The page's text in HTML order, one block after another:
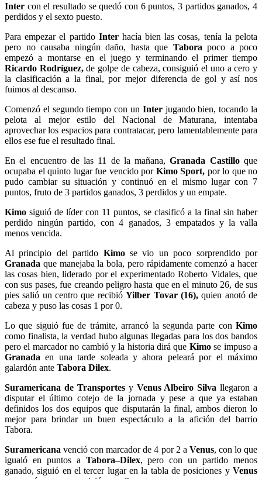
Inter con el resultado se quedó con 6 puntos, 3 partidos ganados, 4
perdidos y el sexto puesto.
Para empezar el partido Inter hacía bien las cosas, tenía la pelota
pero no causaba ningún daño, hasta que Tabora poco a poco
empezó a montarse en el juego y terminando el primer tiempo
Ricardo Rodríguez,de golpe de cabeza, consiguió el uno a cero y
la clasificación a la final, por mejor diferencia de gol y así nos
fuimos al descanso.
Comenzó el segundo tiempo con un Inter jugando bien, tocando la
pelota al mejor estilo del Nacional de Maturana, intentaba
aprovechar los espacios para contratacar, pero lamentablemente para
ellos ese fue el resultado final.
En el encuentro de las 11 de la mañana,Granada Castilloque
ocupaba el quinto lugar fue vencido por Kimo Sport, por lo que no
pudo cambiar su situación y continuó en el mismo lugar con 7
puntos, fruto de 3 partidos ganados, 3 perdidos y un empate.
Kimosiguió de líder con 11 puntos, se clasificó a la final sin haber
perdido ningún partido, con 4 ganados, 3 empatados y la valla
menos vencida.
Al principio del partido Kimose vio un poco sorprendido por
Granada que manejaba la bola, pero rápidamente comenzó a hacer
las cosas bien, liderado por el experimentado Roberto Vidales, que
con sus pases, fue creando peligro hasta que en el minuto 26, de sus
pies salió un centro que recibióYilber Tovar (16),quien anotó de
cabeza y puso las cosas 1 por 0.
Lo que siguió fue de trámite, arrancó la segunda parte con Kimo
como finalista, la verdad hubo algunas llegadas para los dos bandos
pero el marcador no cambió y la historia dirá que Kimose impuso a
Granada en una tarde soleada y ahora peleará por el máximo
galardón ante Tabora Dilex.
Suramericana de Transportes yVenus Albeiro Silvallegaron a
disputar el último cotejo de la jornada y pese a que ya estaban
definidos los dos equipos que disputarán la final, ambos dieron lo
mejor para brindar un buen espectáculo a la afición del barrio
Tabora.
Suramericanavenció con marcador de 4 por 2 a Venus, con lo que
igualó en puntos a Tabora–Dilex, pero con un partido menos
ganado, siguió en el tercer lugar en la tabla de posiciones y Venus